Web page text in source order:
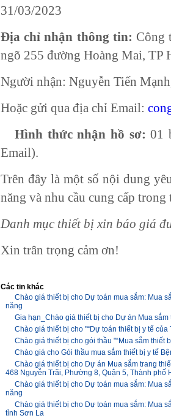
31/03/2023
Địa chỉ nhận thông tin: Công
ngõ 255 đường Hoàng Mai, TP
Người nhận: Nguyễn Tiến
Hoặc gửi qua địa chỉ Email:
Hình thức nhận hồ sơ: 01
Email).
Trên đây là một số nội dung
năng và nhu cầu cung cấp
Danh mục thiết bị xin báo giá
Xin trân trọng cảm ơn!
Các tin khác
Chào giá thiết bị cho Dự toán mua sắm: Mua
năng
Gia hạn_Chào giá thiết bị cho Dự án Mua
Chào giá thiết bị cho "“Dự toán thiết bị y tế
Chào giá thiết bị cho gói thầu "“Mua sắm thiết
Chào giá cho Gói thầu mua sắm thiết bị y tế
Chào giá thiết bị cho Dự án Mua sắm trang
468 Nguyễn Trãi, Phường 8, Quận 5, Thành phố
Chào giá thiết bị cho Dự toán mua sắm: Mua
năng
Chào giá thiết bị cho Dự toán mua sắm: Mua
tỉnh Sơn La